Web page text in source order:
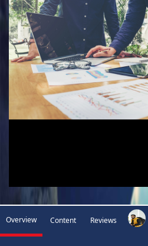
Overview Content Reviews